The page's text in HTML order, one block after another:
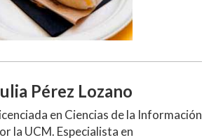
Pérez Lozano
en Ciencias de la Información
la UCM. Especialista en